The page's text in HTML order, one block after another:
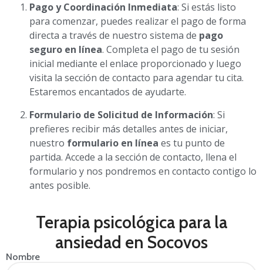
Pago y Coordinación Inmediata: Si estás listo
para comenzar, puedes realizar el pago de forma
directa a través de nuestro sistema de pago
seguro en línea. Completa el pago de tu sesión
inicial mediante el enlace proporcionado y luego
visita la sección de contacto para agendar tu cita.
Estaremos encantados de ayudarte.
Formulario de Solicitud de Información: Si
prefieres recibir más detalles antes de iniciar,
nuestro formulario en línea es tu punto de
partida. Accede a la sección de contacto, llena el
formulario y nos pondremos en contacto contigo lo
antes posible.
Terapia psicológica para la
ansiedad en Socovos
Nombre